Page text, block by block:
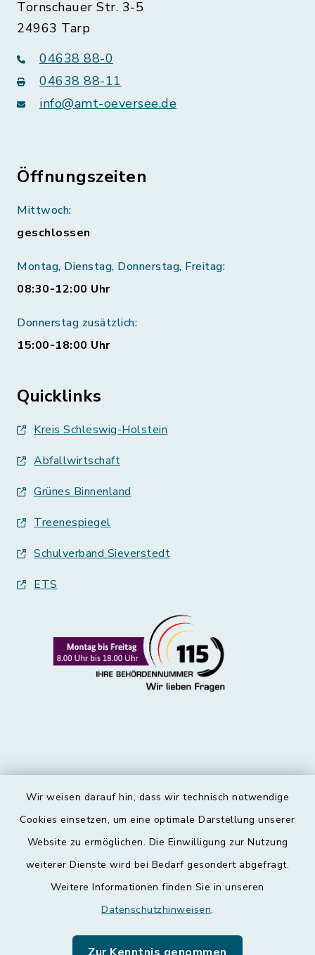
Wir weisen darauf hin, dass wir technisch notwendige
Cookies einsetzen, um eine optimale Darstellung unserer
Website zu ermöglichen. Die Einwilligung zur Nutzung
weiterer Dienste wird bei Bedarf gesondert abgefragt.
Weitere Informationen finden Sie in unseren
Datenschutzhinweisen.
Tornschauer Str. 3-5
24963 Tarp
04638 88-0
04638 88-11
info@amt-oeversee.de
Öffnungszeiten
Mittwoch:
geschlossen
Montag, Dienstag, Donnerstag, Freitag:
08:30-12:00 Uhr
Donnerstag zusätzlich:
15:00-18:00 Uhr
Quicklinks
Kreis Schleswig-Holstein
Abfallwirtschaft
Grünes Binnenland
Treenespiegel
Schulverband Sieverstedt
ETS
Kontakt
Datenschutz